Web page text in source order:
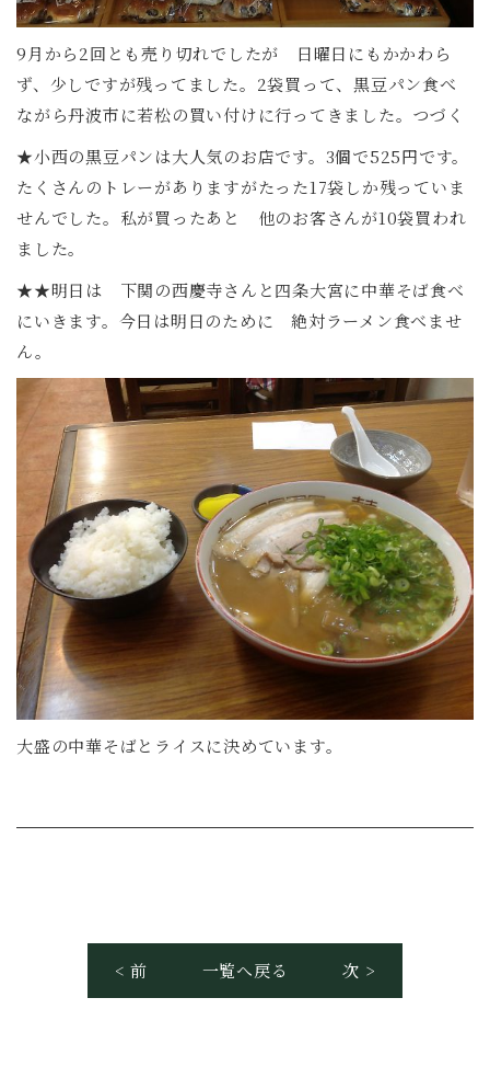
9月から2回とも売り切れでしたが 日曜日にもかかわら
ず、少しですが残ってました。2袋買って、黒豆パン食べ
ながら丹波市に若松の買い付けに行ってきました。つづく
★小西の黒豆パンは大人気のお店です。3個で525円です。
たくさんのトレーがありますがたった17袋しか残っていま
せんでした。私が買ったあと 他のお客さんが10袋買われ
ました。
★★明日は 下関の西慶寺さんと四条大宮に中華そば食べ
にいきます。今日は明日のために 絶対ラーメン食べませ
ん。
大盛の中華そばとライスに決めています。
< 前 一覧へ戻る 次 >